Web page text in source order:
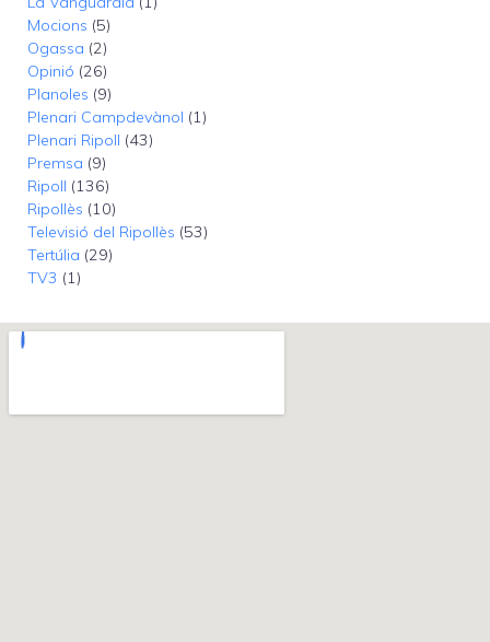
Mocions (5)
Ogassa (2)
Opinió (26)
Planoles (9)
Plenari Campdevànol (1)
Plenari Ripoll (43)
Premsa (9)
Ripoll (136)
Ripollès (10)
Televisió del Ripollès (53)
Tertúlia (29)
TV3 (1)